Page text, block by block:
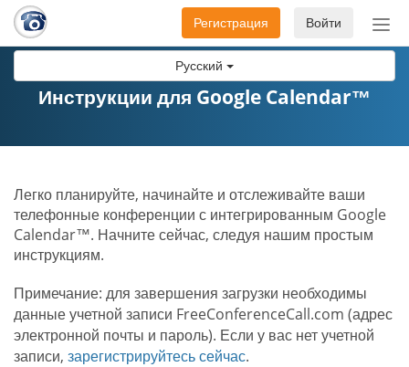
Русский
Войти
Регистрация
Инструкции для Google Calendar™
Легко планируйте, начинайте и отслеживайте ваши
телефонные конференции с интегрированным Google
Calendar™. Начните сейчас, следуя нашим простым
инструкциям.
Примечание: для завершения загрузки необходимы
данные учетной записи FreeConferenceCall.com (адрес
электронной почты и пароль). Если у вас нет учетной
записи, зарегистрируйтесь сейчас.